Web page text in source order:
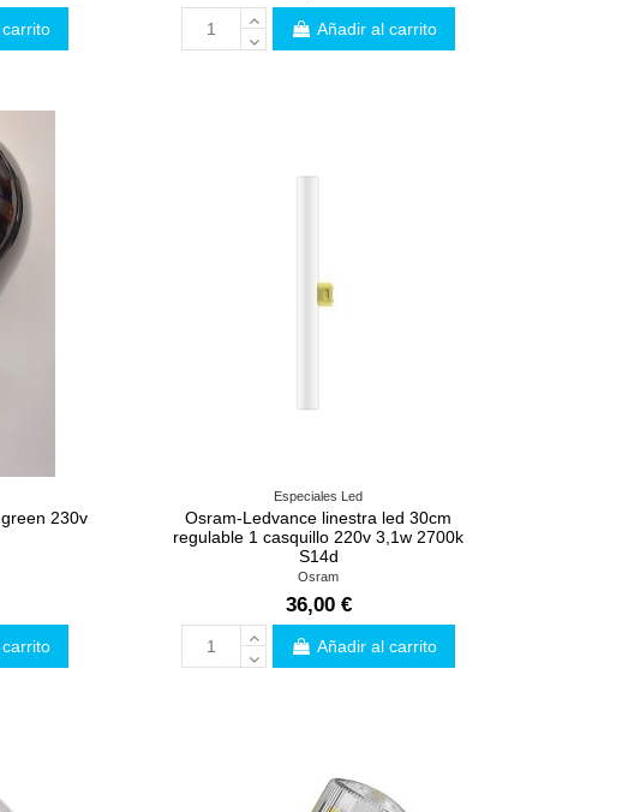
Añadir al carrito
230v
Especiales Led
Osram-Ledvance linestra led 30cm
regulable 1 casquillo 220v 3,1w 2700k
S14d
Osram
36,00 €
Añadir al carrito